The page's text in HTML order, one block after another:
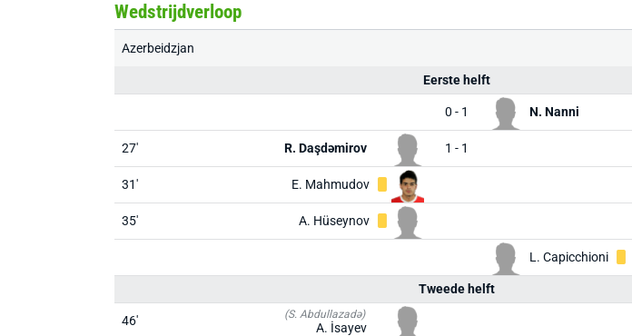
Wedstrijdverloop
Azerbeidzjan
Eerste helft
0 - 1 N. Nanni
27' R. Daşdəmirov 1 - 1
31' E. Mahmudov
35' A. Hüseynov
L. Capicchioni
Tweede helft
46' (S. Abdullazadə)
A. İsayev